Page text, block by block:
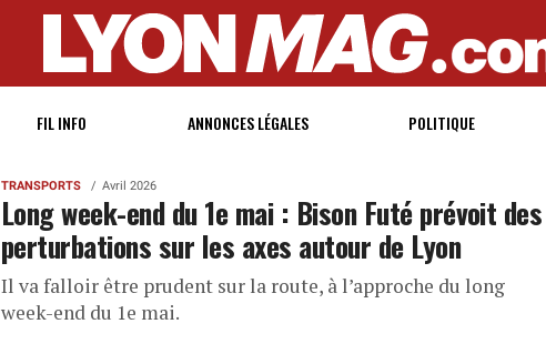
FIL INFO ANNONCES LÉGALES POLITIQUE
TRANSPORTS Avril 2026
Long week-end du 1e mai : Bison Futé prévoit des
perturbations sur les axes autour de Lyon
Il va falloir être prudent sur la route, à l’approche du long
week-end du 1e mai.